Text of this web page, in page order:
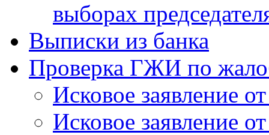
выборах
Выписки из банка
Проверка ГЖИ по
Исковое заявление
Исковое заявление